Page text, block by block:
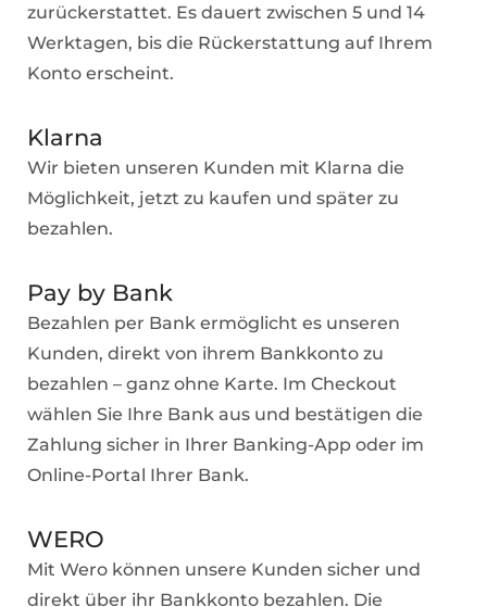
zurückerstattet. Es dauert zwischen 5 und 14
Werktagen, bis die Rückerstattung auf Ihrem
Konto erscheint.
Klarna
Wir bieten unseren Kunden mit Klarna die
Möglichkeit, jetzt zu kaufen und später zu
bezahlen.
Pay by Bank
Bezahlen per Bank ermöglicht es unseren
Kunden, direkt von ihrem Bankkonto zu
bezahlen – ganz ohne Karte. Im Checkout
wählen Sie Ihre Bank aus und bestätigen die
Zahlung sicher in Ihrer Banking-App oder im
Online-Portal Ihrer Bank.
WERO
Mit Wero können unsere Kunden sicher und
direkt über ihr Bankkonto bezahlen. Die